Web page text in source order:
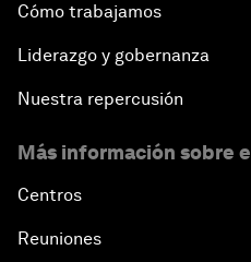
Cómo trabajamos
Liderazgo y gobernanza
Nuestra repercusión
Más información sobre
Centros
Reuniones